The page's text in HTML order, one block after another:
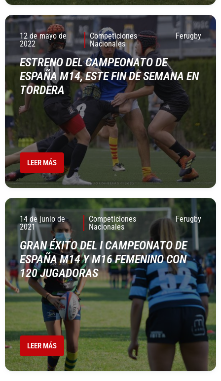
12 de mayo de
2022
Competiciones
Nacionales
Ferugby
ESTRENO DEL CAMPEONATO DE
ESPAÑA M14, ESTE FIN DE SEMANA EN
TORDERA
LEER MÁS
14 de junio de
2021
Competiciones
Nacionales
Ferugby
GRAN ÉXITO DEL I CAMPEONATO DE
ESPAÑA M14 Y M16 FEMENINO CON
120 JUGADORAS
LEER MÁS